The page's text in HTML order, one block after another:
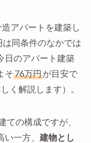
アパートを建築し
同条件のなかでは
日のアパート建築
そ76万円が目安で
く解説します）。
の構成ですが、
一方、 建物とし